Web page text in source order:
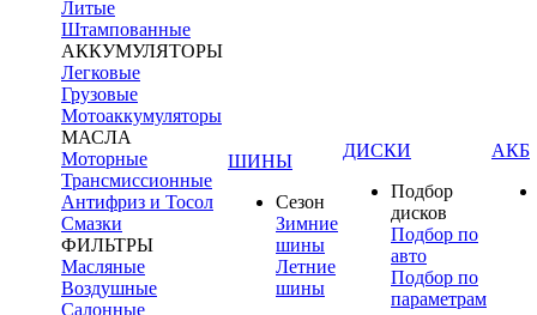
Литые
Штампованные
АККУМУЛЯТОРЫ
Легковые
Грузовые
Мотоаккумуляторы
МАСЛА
Моторные
Трансмиссионные
Антифриз и Тосол
Смазки
ФИЛЬТРЫ
Масляные
Воздушные
Салонные
ШИНЫ
Сезон
Зимние
шины
Летние
шины
ДИСКИ
Подбор
дисков
Подбор по
авто
Подбор по
параметрам
АКБ